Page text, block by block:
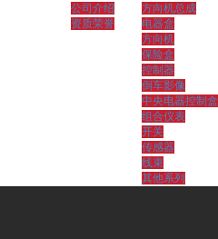
公司介绍
资质荣誉
方向机总成
电器盒
方向机
保险盒
控制器
倒车影像
中央电器控制盒
组合仪表
开关
传感器
线束
其他系列